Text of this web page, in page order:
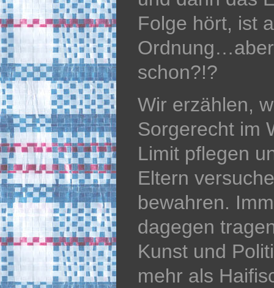
Folge hört, ist
schon?!?
Wir erzählen,
Sorgerecht im
Limit pflegen
Eltern
bewahren.
dagegen
Kunst und
mehr als